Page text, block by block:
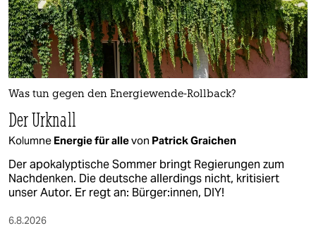
Was tun gegen den Energiewende-Rollback?
Der Urknall
Kolumne Energie für allevon Patrick Graichen
Der apokalyptische Sommer bringt Regierungen zum
Nachdenken. Die deutsche allerdings nicht, kritisiert
unser Autor. Er regt an: Bürger:innen, DIY!
6.8.2026